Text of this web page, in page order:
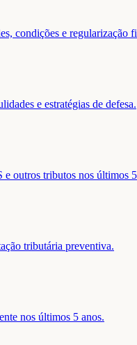
condições e regularização
e estratégias de defesa.
outros tributos nos últimos
tributária preventiva.
nos últimos 5 anos.